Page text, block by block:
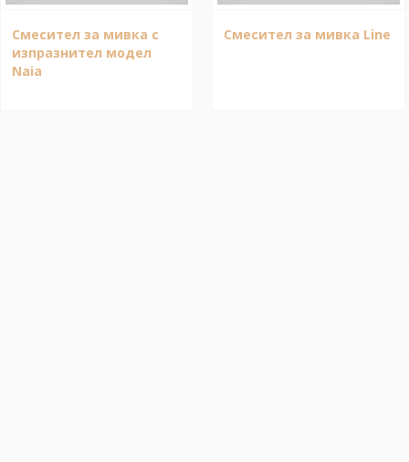
Смесител за мивка с
изпразнител модел
Naia
Смесител за мивка Line